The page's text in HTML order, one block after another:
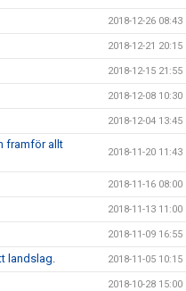
2018-12-26 08:43
2018-12-21 20:15
2018-12-15 21:55
2018-12-08 10:30
2018-12-04 13:45
framför allt
2018-11-20 11:43
2018-11-16 08:00
2018-11-13 11:00
2018-11-09 16:55
landslag. 2018-11-05 10:15
2018-10-28 15:00